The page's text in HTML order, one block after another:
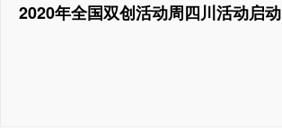
2020年全国双创活动周四川活动启动